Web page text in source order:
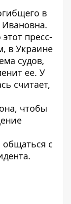
в
пресс-
в Украине
судов,
ее. У
считает,
чтобы
с